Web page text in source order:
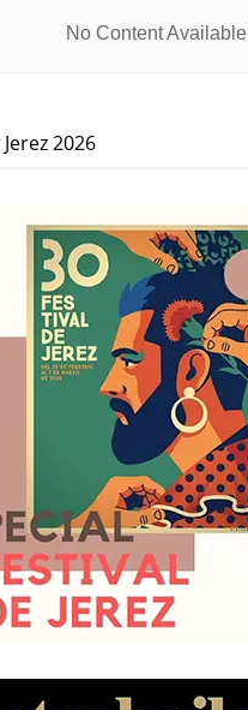
No Content Available
2026